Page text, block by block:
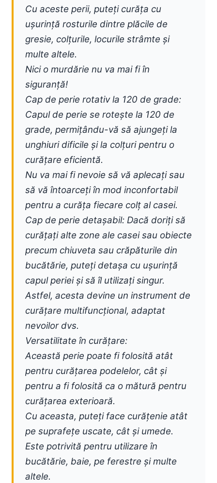
Cu aceste perii, puteți curăța cu
ușurință rosturile dintre plăcile de
gresie, colțurile, locurile strâmte și
multe altele.
Nici o murdărie nu va mai fi în
siguranță!
Cap de perie rotativ la 120 de grade:
Capul de perie se rotește la 120 de
grade, permițându-vă să ajungeți la
unghiuri dificile și la colțuri pentru o
curățare eficientă.
Nu va mai fi nevoie să vă aplecați sau
să vă întoarceți în mod inconfortabil
pentru a curăța fiecare colț al casei.
Cap de perie detașabil: Dacă doriți să
curățați alte zone ale casei sau obiecte
precum chiuveta sau crăpăturile din
bucătărie, puteți detașa cu ușurință
capul periei și să îl utilizați singur.
Astfel, acesta devine un instrument de
curățare multifuncțional, adaptat
nevoilor dvs.
Versatilitate în curățare:
Această perie poate fi folosită atât
pentru curățarea podelelor, cât și
pentru a fi folosită ca o mătură pentru
curățarea exterioară.
Cu aceasta, puteți face curățenie atât
pe suprafețe uscate, cât și umede.
Este potrivită pentru utilizare în
bucătărie, baie, pe ferestre și multe
altele.